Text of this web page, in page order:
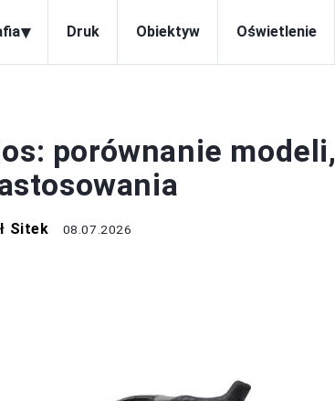
▾ Druk Obiektyw Oświetlenie
porównanie modeli,
Sitek 08.07.2026